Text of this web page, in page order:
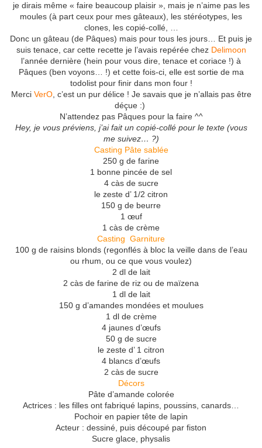
je dirais même « faire beaucoup plaisir », mais je n’aime pas les
moules (à part ceux pour mes gâteaux), les stéréotypes, les
clones, les copié-collé, …
Donc un gâteau (de Pâques) mais pour tous les jours… Et puis je
suis tenace, car cette recette je l’avais repérée chez Delimoon
l’année dernière (hein pour vous dire, tenace et coriace !) à
Pâques (ben voyons… !) et cette fois-ci, elle est sortie de ma
todolist pour finir dans mon four !
Merci VerO, c’est un pur délice ! Je savais que je n’allais pas être
déçue :)
N’attendez pas Pâques pour la faire ^^
Hey, je vous préviens, j’ai fait un copié-collé pour le texte (vous
me suivez… ?)
Casting Pâte sablée
250 g de farine
1 bonne pincée de sel
4 càs de sucre
le zeste d’ 1/2 citron
150 g de beurre
1 œuf
1 càs de crème
Casting Garniture
100 g de raisins blonds (regonflés à bloc la veille dans de l’eau
ou rhum, ou ce que vous voulez)
2 dl de lait
2 càs de farine de riz ou de maïzena
1 dl de lait
150 g d’amandes mondées et moulues
1 dl de crème
4 jaunes d’œufs
50 g de sucre
le zeste d’ 1 citron
4 blancs d’œufs
2 càs de sucre
Décors
Pâte d’amande colorée
Actrices : les filles ont fabriqué lapins, poussins, canards…
Pochoir en papier tête de lapin
Acteur : dessiné, puis découpé par fiston
Sucre glace, physalis